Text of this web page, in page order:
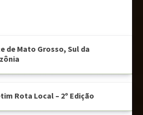
de Mato Grosso, Sul da
Rota Local – 2º Edição